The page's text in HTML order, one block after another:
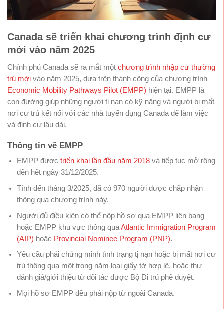
Canada sẽ triển khai chương trình định cư
mới vào năm 2025
Chính phủ Canada sẽ ra mắt một chương trình nhập cư thường
trú mới vào năm 2025, dựa trên thành công của chương trình
Economic Mobility Pathways Pilot (EMPP) hiện tại. EMPP là
con đường giúp những người tị nạn có kỹ năng và người bị mất
nơi cư trú kết nối với các nhà tuyển dụng Canada để làm việc
và định cư lâu dài.
Thông tin về EMPP
EMPP được triển khai lần đầu năm 2018và tiếp tục mở rộng
đến hết ngày 31/12/2025.
Tính đến tháng 3/2025, đã có 970 người được chấp nhận
thông qua chương trình này.
Người đủ điều kiện có thể nộp hồ sơ qua EMPP liên bang
hoặc EMPP khu vực thông quaAtlantic Immigration Program
(AIP) hoặc Provincial Nominee Program (PNP).
Yêu cầu phải chứng minh tình trạng tị nạn hoặc bị mất nơi cư
trú thông qua một trong năm loại giấy tờ hợp lệ, hoặc thư
đánh giá/giới thiệu từ đối tác được Bộ Di trú phê duyệt.
Mọi hồ sơ EMPP đều phải nộp từ ngoài Canada.